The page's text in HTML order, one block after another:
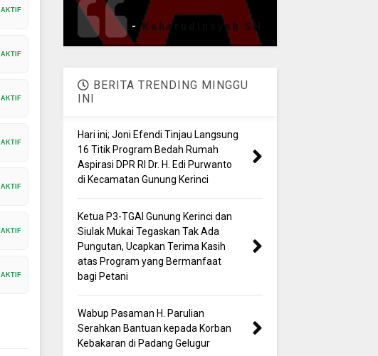
AKTIF
AKTIF
AKTIF
AKTIF
AKTIF
AKTIF
AKTIF
-Kaharudinsyah SH
BERITA TRENDING MINGGU
INI
Hari ini; Joni Efendi Tinjau Langsung
16 Titik Program Bedah Rumah
Aspirasi DPR RI Dr. H. Edi Purwanto
di Kecamatan Gunung Kerinci
Ketua P3-TGAI Gunung Kerinci dan
Siulak Mukai Tegaskan Tak Ada
Pungutan, Ucapkan Terima Kasih
atas Program yang Bermanfaat
bagi Petani
Wabup Pasaman H. Parulian
Serahkan Bantuan kepada Korban
Kebakaran di Padang Gelugur